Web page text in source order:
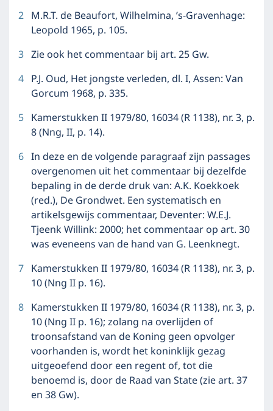
2 M.R.T. de Beaufort, Wilhelmina, ’s-Gravenhage:
Leopold 1965, p. 105.
3 Zie ook het commentaar bij art. 25 Gw.
4 P.J. Oud, Het jongste verleden, dl. I, Assen: Van
Gorcum 1968, p. 335.
5 Kamerstukken II 1979/80, 16034 (R 1138), nr. 3, p.
8 (Nng, II, p. 14).
6 In deze en de volgende paragraaf zijn passages
overgenomen uit het commentaar bij dezelfde
bepaling in de derde druk van: A.K. Koekkoek
(red.), De Grondwet. Een systematisch en
artikelsgewijs commentaar, Deventer: W.E.J.
Tjeenk Willink: 2000; het commentaar op art. 30
was eveneens van de hand van G. Leenknegt.
7 Kamerstukken II 1979/80, 16034 (R 1138), nr. 3, p.
10 (Nng II p. 16).
8 Kamerstukken II 1979/80, 16034 (R 1138), nr. 3, p.
10 (Nng II p. 16); zolang na overlijden of
troonsafstand van de Koning geen opvolger
voorhanden is, wordt het koninklijk gezag
uitgeoefend door een regent of, tot die
benoemd is, door de Raad van State (zie art. 37
en 38 Gw).